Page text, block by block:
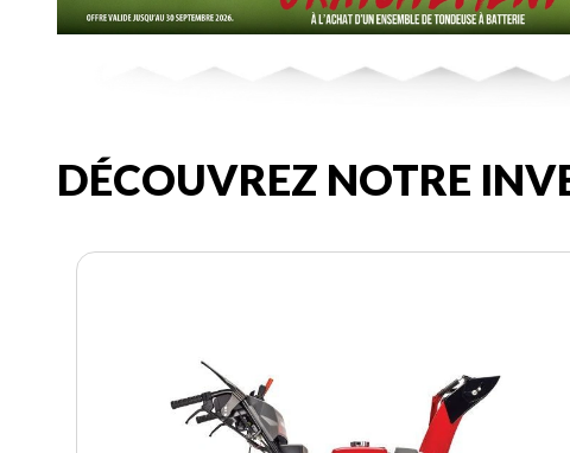
DÉCOUVREZ NOTRE